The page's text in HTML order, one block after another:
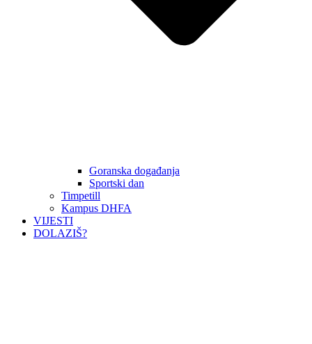
Goranska događanja
Sportski dan
Timpetill
Kampus DHFA
VIJESTI
DOLAZIŠ?